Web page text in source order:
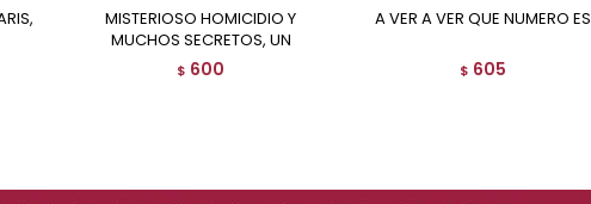
MISTERIOSO HOMICIDIO Y
MUCHOS SECRETOS, UN
$ 600
A VER A VER QUE NUMERO ES
$ 605